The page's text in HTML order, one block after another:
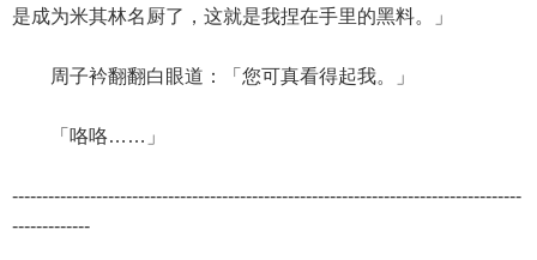
是成为米其林名厨了，这就是我捏在手里的黑料。」
周子衿翻翻白眼道：「您可真看得起我。」
「咯咯……」
-------------------------------------------------------------------------------------
-------------